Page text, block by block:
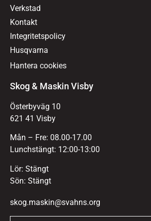
Verkstad
Kontakt
Integritetspolicy
Husqvarna
Hantera cookies
Skog & Maskin Visby
Österbyväg 10
621 41 Visby
Mån – Fre: 08.00-17.00
Lunchstängt: 12:00-13:00
Lör: Stängt
Sön: Stängt
skog.maskin@svahns.org